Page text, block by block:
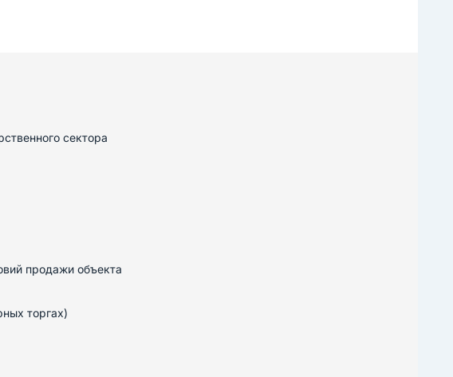
сектора
продажи объекта
торгах)